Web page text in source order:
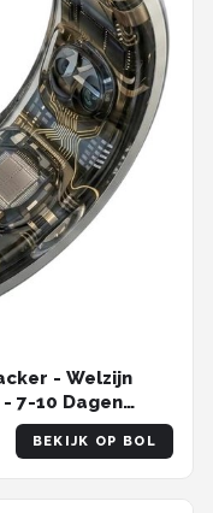
- Welzijn
7-10 Dagen
BEKIJK OP BOL